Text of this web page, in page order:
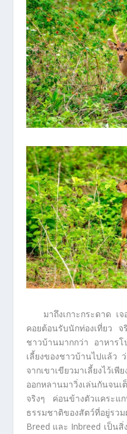
มาถึงเกาะกระดาด เ
คอยต้อนรับนักท่องเที่ยว
ชาวบ้านมากกว่า อาหาร
เลี้ยงของชาวบ้านไปแล้ว
จากเขาเขียวมาเลี้ยงไว้
ออกหลานมาวิ่งเล่นกันจน
จริงๆ ค่อนข้างตัวแคระแ
ธรรมชาติของสัตว์ที่อยู่
Breed และ Inbreed เป็น